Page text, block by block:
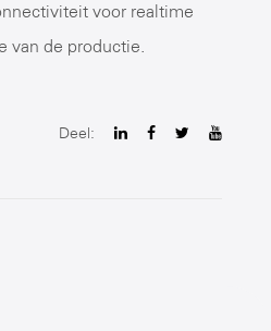
voor realtime
van de productie.
Deel: